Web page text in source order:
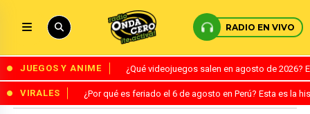
RADIO EN VIVO
JUEGOS Y ANIME ¿Qué videojuegos salen en agosto de
VIRALES ¿Por qué es feriado el 6 de agosto en Perú? Esta es la